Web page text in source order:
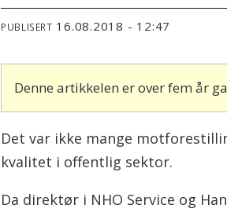
PUBLISERT 16.08.2018 - 12:47
Denne artikkelen er over fem år
Det var ikke mange
kvalitet i offentlig sektor.
Da direktør i NHO Service og